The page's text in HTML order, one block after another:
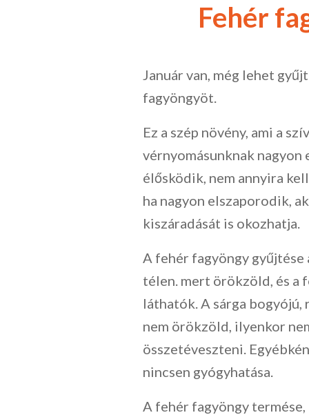
Fehér
Január van, még lehet
fagyöngyöt.
Ez a szép növény, ami a
vérnyomásunknak nagyon
élősködik, nem annyira
ha nagyon elszaporodik,
kiszáradását is okozhatja.
A fehér fagyöngy
télen. mert örökzöld, és a
láthatók. A sárga bogyójú,
nem örökzöld, ilyenkor
összetéveszteni.
nincsen gyógyhatása.
A fehér fagyöngy termése,